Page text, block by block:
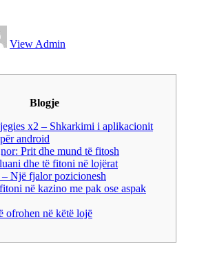
View Admin
Blogje
x2 – Shkarkimi i aplikacionit
android
Prit dhe mund të fitosh
dhe të fitoni në lojërat
Një fjalor pozicionesh
në kazino me pak ose aspak
ofrohen në këtë lojë